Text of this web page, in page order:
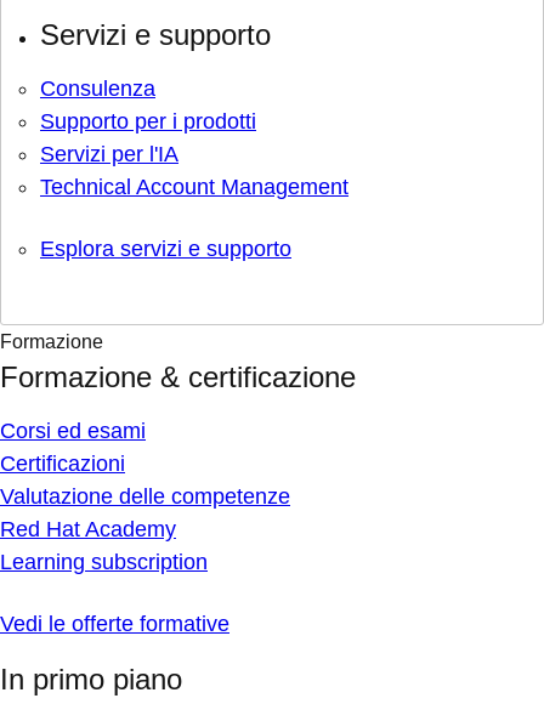
Servizi e supporto
Consulenza
Supporto per i prodotti
Servizi per l'IA
Technical Account Management
Esplora servizi e supporto
Formazione
Formazione & certificazione
Corsi ed esami
Certificazioni
Valutazione delle competenze
Red Hat Academy
Learning subscription
Vedi le offerte formative
In primo piano